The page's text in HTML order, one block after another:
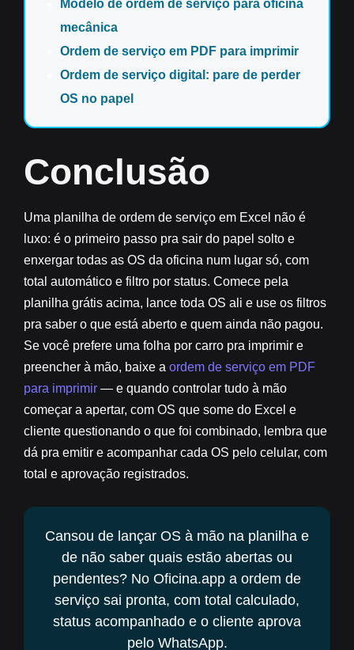
Modelo de ordem de serviço para oficina
mecânica
Ordem de serviço em PDF para imprimir
Ordem de serviço digital: pare de perder
OS no papel
Conclusão
Uma planilha de ordem de serviço em Excel não é
luxo: é o primeiro passo pra sair do papel solto e
enxergar todas as OS da oficina num lugar só, com
total automático e filtro por status. Comece pela
planilha grátis acima, lance toda OS ali e use os filtros
pra saber o que está aberto e quem ainda não pagou.
Se você prefere uma folha por carro pra imprimir e
preencher à mão, baixe a ordem de serviço em PDF
para imprimir — e quando controlar tudo à mão
começar a apertar, com OS que some do Excel e
cliente questionando o que foi combinado, lembra que
dá pra emitir e acompanhar cada OS pelo celular, com
total e aprovação registrados.
Cansou de lançar OS à mão na planilha e
de não saber quais estão abertas ou
pendentes? No Oficina.app a ordem de
serviço sai pronta, com total calculado,
status acompanhado e o cliente aprova
pelo WhatsApp.